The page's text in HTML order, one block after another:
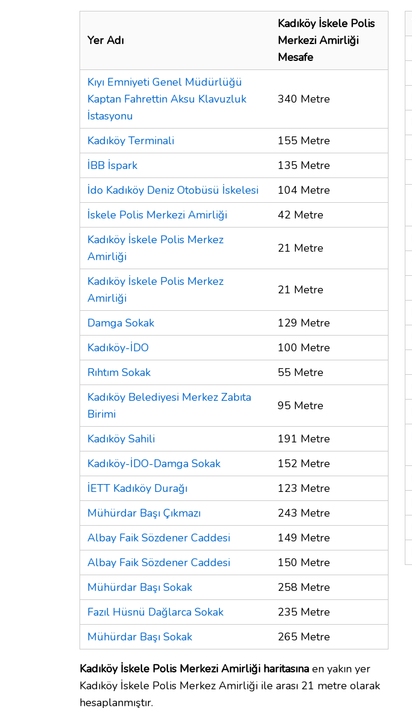
Yer Adı
Kadıköy İskele Polis
Merkezi Amirliği
Mesafe
Kıyı Emniyeti Genel Müdürlüğü
Kaptan Fahrettin Aksu Klavuzluk
İstasyonu
340 Metre
Kadıköy Terminali
155 Metre
İBB İspark
135 Metre
İdo Kadıköy Deniz Otobüsü İskelesi
104 Metre
İskele Polis Merkezi Amirliği
42 Metre
Kadıköy İskele Polis Merkez
Amirliği
21 Metre
Kadıköy İskele Polis Merkez
Amirliği
21 Metre
Damga Sokak
129 Metre
Kadıköy-İDO
100 Metre
Rıhtım Sokak
55 Metre
Kadıköy Belediyesi Merkez Zabıta
Birimi
95 Metre
Kadıköy Sahili
191 Metre
Kadıköy-İDO-Damga Sokak
152 Metre
İETT Kadıköy Durağı
123 Metre
Mühürdar Başı Çıkmazı
243 Metre
Albay Faik Sözdener Caddesi
149 Metre
Albay Faik Sözdener Caddesi
150 Metre
Mühürdar Başı Sokak
258 Metre
Fazıl Hüsnü Dağlarca Sokak
235 Metre
Mühürdar Başı Sokak
265 Metre
Kadıköy İskele Polis Merkezi Amirliği haritasına en yakın yer
Kadıköy İskele Polis Merkez Amirliği ile arası 21 metre olarak
hesaplanmıştır.